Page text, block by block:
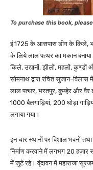
To purchase this book,
ई.1725 के आसपास डीग के किले,
के लिये लाल पत्थर का मकान बनाया
किले, उद्यानों, झीलों, महलों,
सोमनाथ द्वारा रचित सुजान-
लाल पत्थर, भरतपुर, कुम्हेर और वैर
1000 बैलगाड़ियां, 200 घोड़ा
लगाया गया।
इन चार स्थानों पर विशाल भवनों
निर्माण करवाने में लगभग 20 हजार
में जुटे रहे। वृंदावन में महाराजा